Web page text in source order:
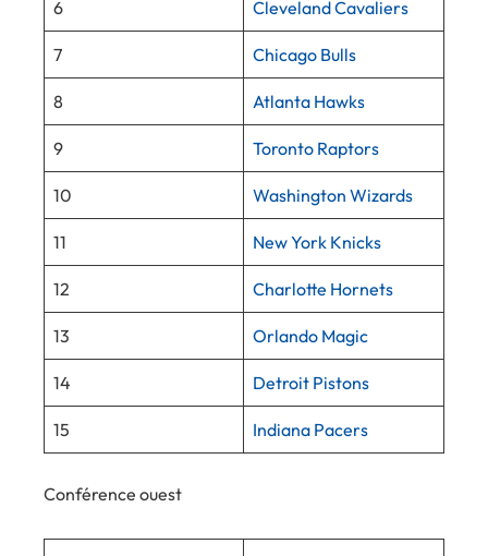
6 Cleveland Cavaliers
7 Chicago Bulls
8 Atlanta Hawks
9 Toronto Raptors
10 Washington Wizards
11 New York Knicks
12 Charlotte Hornets
13 Orlando Magic
14 Detroit Pistons
15 Indiana Pacers
Conférence ouest